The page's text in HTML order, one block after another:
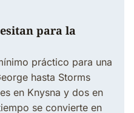
para la
práctico para una
hasta Storms
en Knysna y dos en
se convierte en